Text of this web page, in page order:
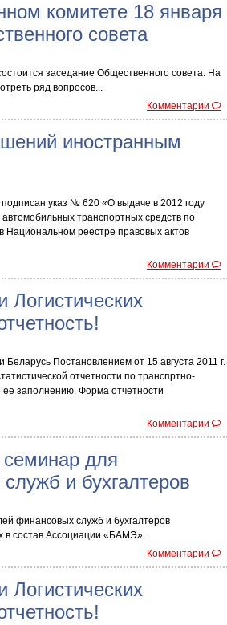
комитете 18 января
совета
заседание Общественного совета. На
ряд вопросов...
Комментарии
иностранным
указ № 620 «О выдаче в 2012 году
транспортных средств по
Национальном реестре правовых актов
Комментарии
Логистических
Постановлением от 15 августа 2011 г.
отчетности по транспртно-
ее заполнению. Форма отчетности
Комментарии
семинар для
и бухгалтеров
финансовых служб и бухгалтеров
в состав Ассоциации «БАМЭ»...
Комментарии
Логистических